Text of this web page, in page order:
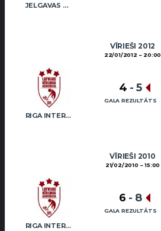
JELGAVAS MAIZNIEKS
VĪRIEŠI 2012
22/01/2012 20:00
RIGA INTERNATIONAL CURLING CLUB / GRAY
4 - 5
GALA REZULTĀTS
VĪRIEŠI 2010
21/02/2010 15:00
RIGA INTERNATIONAL CURLING CLUB / GRAY
6 - 8
GALA REZULTĀTS